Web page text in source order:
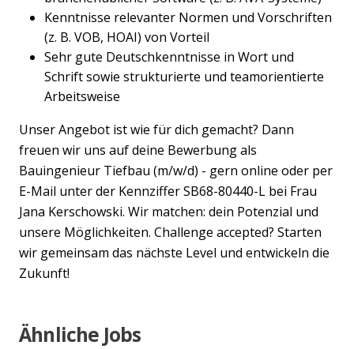
Kenntnisse relevanter Normen und Vorschriften
(z. B. VOB, HOAI) von Vorteil
Sehr gute Deutschkenntnisse in Wort und
Schrift sowie strukturierte und teamorientierte
Arbeitsweise
Unser Angebot ist wie für dich gemacht? Dann
freuen wir uns auf deine Bewerbung als
Bauingenieur Tiefbau (m/w/d) - gern online oder per
E-Mail unter der Kennziffer SB68-80440-L bei Frau
Jana Kerschowski. Wir matchen: dein Potenzial und
unsere Möglichkeiten. Challenge accepted? Starten
wir gemeinsam das nächste Level und entwickeln die
Zukunft!
Ähnliche Jobs